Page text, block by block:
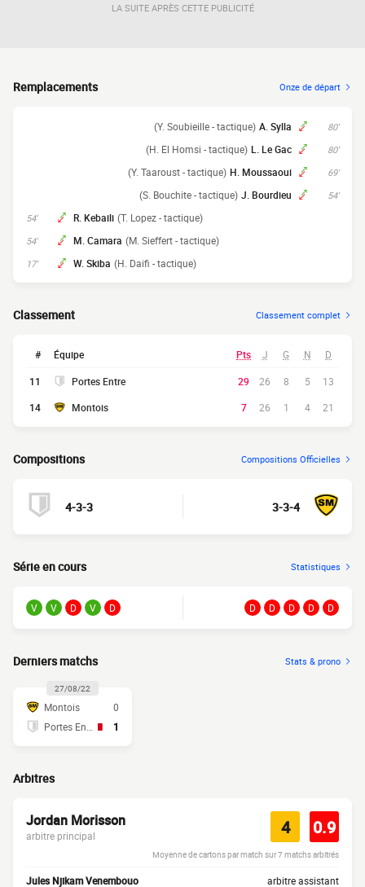
LA SUITE APRÈS CETTE PUBLICITÉ
Remplacements Onze de départ
80'
A. Sylla
(Y. Soubieille - tactique)
80'
L. Le Gac
(H. El Homsi - tactique)
69'
H. Moussaoui
(Y. Taaroust - tactique)
54'
J. Bourdieu
(S. Bouchite - tactique)
54' R. Kebaili (T. Lopez - tactique)
54' M. Camara (M. Sieffert - tactique)
17' W. Skiba (H. Daifi - tactique)
Classement Classement complet
# Équipe Pts J G N D
11 Portes Entre 29 26 8 5
13
14
Montois 7 26 1 4 21
Compositions Compositions Officielles
4-3-3 3-3-4
Série en cours Statistiques
V V D V D D D D D D
Derniers matchs Stats & prono
27/08/22
Montois
0
1
Arbitres
Jordan Morisson
arbitre principal 4 0.9
Moyenne de cartons par match sur 7 matchs arbitrés
Jules Njikam Venembouo arbitre assistant